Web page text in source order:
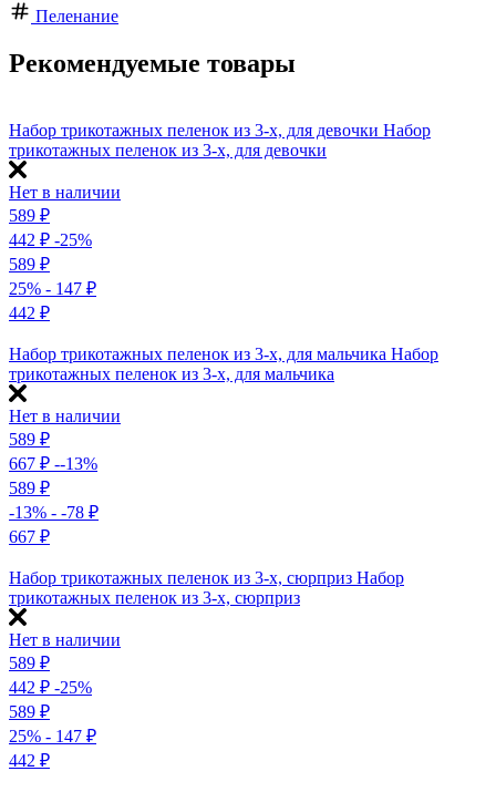
Пеленание
Рекомендуемые товары
Набор трикотажных пеленок из 3-х, для девочки Набор
трикотажных пеленок из 3-х, для девочки
Нет в наличии
589 ₽
442 ₽ -25%
589 ₽
25% - 147 ₽
442 ₽
Набор трикотажных пеленок из 3-х, для мальчика Набор
трикотажных пеленок из 3-х, для мальчика
Нет в наличии
589 ₽
667 ₽ --13%
589 ₽
-13% - -78 ₽
667 ₽
Набор трикотажных пеленок из 3-х, сюрприз Набор
трикотажных пеленок из 3-х, сюрприз
Нет в наличии
589 ₽
442 ₽ -25%
589 ₽
25% - 147 ₽
442 ₽